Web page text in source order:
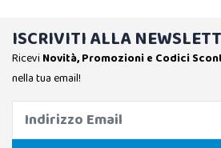
ISCRIVITI ALLA
Ricevi Novità, Promozioni e Codici
nella tua email!